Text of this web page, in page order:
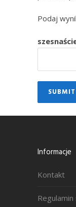
Podaj
Informacje
Kontakt